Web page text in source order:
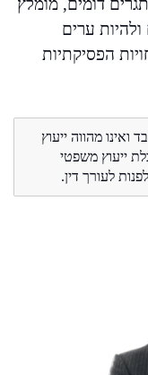
ערים
הפסיקתיות
מהווה ייעוץ
ייעוץ משפטי
לעורך דין.